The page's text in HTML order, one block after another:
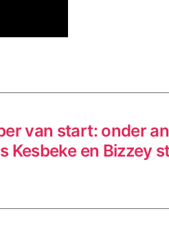
van start: onder
Kesbeke en Bizzey